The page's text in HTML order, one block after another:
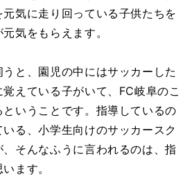
気に走り回っている子供たちを
気をもらえます。
と、園児の中にはサッカーした
えている子がいて、FC岐阜のこ
いうことです。指導しているの
る、小学生向けのサッカースク
そんなふうに言われるのは、指
ます。